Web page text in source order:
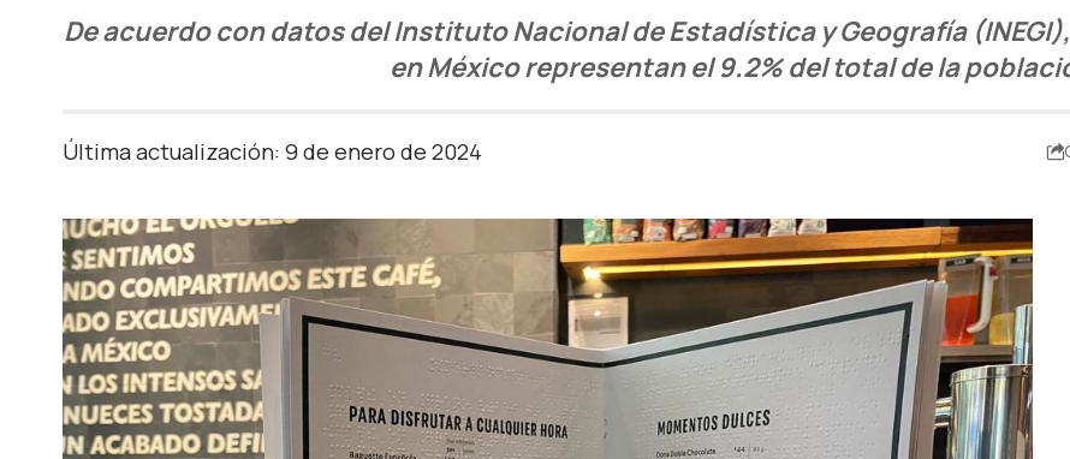
De acuerdo con datos del Instituto Nacional de Estadística y Geografía
en México representan el 9.2% del total de la
Última actualización: 9 de enero de 2024